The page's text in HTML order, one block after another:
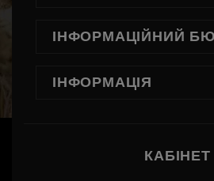
ІНФОРМАЦІЙНИЙ
ІНФОРМАЦІЯ
КАБІНЕТ